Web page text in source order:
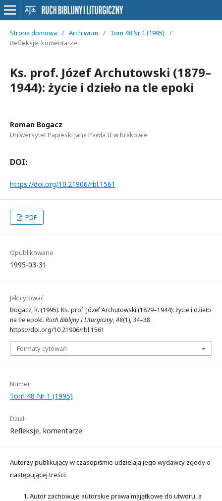
Strona domowa / Archiwum / Tom 48 Nr 1 (1995)
/
Refleksje, komentarze
Ks. prof. Józef Archutowski (1879–
1944): życie i dzieło na tle epoki
Roman Bogacz
Uniwersytet Papieski Jana Pawła II w Krakowie
DOI:
https://doi.org/10.21906/rbl.1561
PDF
Opublikowane
1995-03-31
Jak cytować
Bogacz, R. (1995). Ks. prof. Józef Archutowski (1879–1944): życie i dzieło
na tle epoki. Ruch Biblijny I Liturgiczny,48(1), 34–38.
https://doi.org/10.21906/rbl.1561
Formaty cytowań
Numer
Tom 48 Nr 1 (1995)
Dział
Refleksje, komentarze
Autorzy publikujący w czasopiśmie udzielają jego wydawcy zgody o
następującej treści:
Autor zachowuje autorskie prawa majątkowe do utworu, a